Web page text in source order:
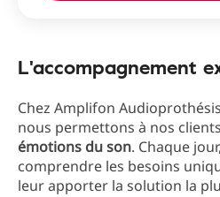
L'accompagnement
Chez Amplifon
nous permettons à nos
émotions du son. Chaque
comprendre les besoins
leur apporter la solution la